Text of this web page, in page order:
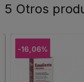
5 Otros
-16,06%